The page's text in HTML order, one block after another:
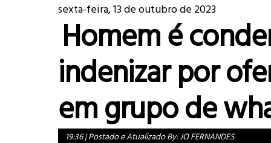
sexta-feira, 13 de outubro de 2023
Homem é
indenizar por
em grupo de
19:36|Postado e Atualizado By:JO FERNANDES